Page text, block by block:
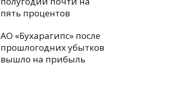
пять процентов
АО «Бухарагипс» после
прошлогодних убытков
вышло на прибыль